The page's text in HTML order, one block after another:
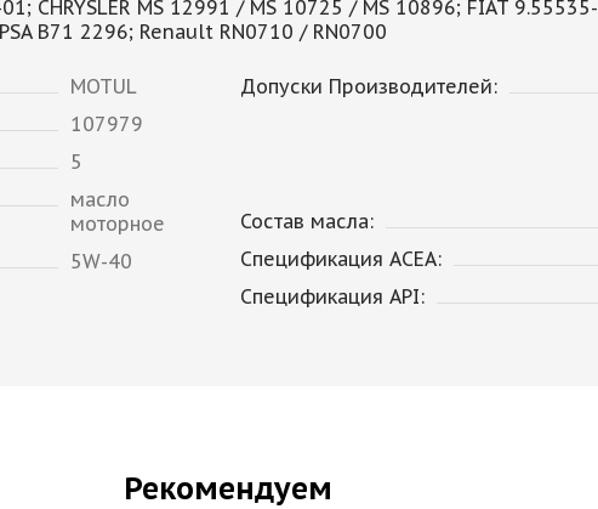
CHRYSLER MS 12991 / MS 10725 / MS 10896; FIAT
B71 2296; Renault RN0710 / RN0700
MOTUL
107979
5
масло
моторное
5W-40
Допуски Производителей:
Состав масла:
Спецификация ACEA:
Спецификация API:
Рекомендуем